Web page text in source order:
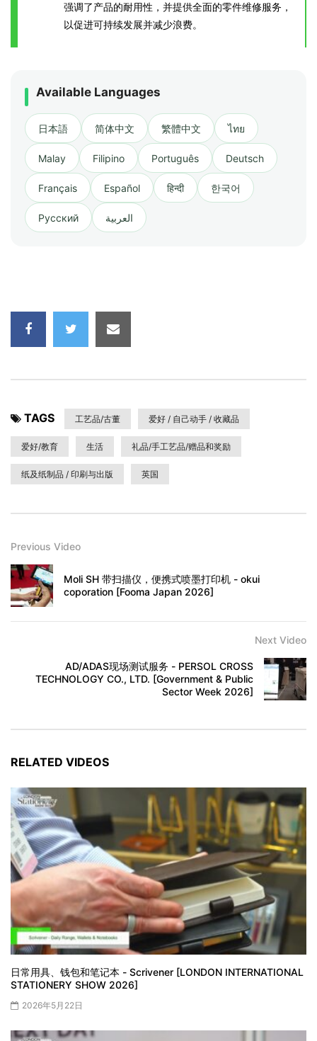
强调了产品的耐用性，并提供全面的零件维修服务，
以促进可持续发展并减少浪费。
Available Languages
日本語 简体中文 繁體中文 ไทย
Malay Filipino Português Deutsch
Français Español हिन्दी 한국어
Русский العربية
TAGS 工艺品/古董 爱好 / 自己动手 / 收藏品
爱好/教育 生活 礼品/手工艺品/赠品和奖励
纸及纸制品 / 印刷与出版 英国
Previous Video
Moli SH 带扫描仪，便携式喷墨打印机 - okui
coporation [Fooma Japan 2026]
Next Video
AD/ADAS现场测试服务 - PERSOL CROSS
TECHNOLOGY CO., LTD. [Government & Public
Sector Week 2026]
RELATED VIDEOS
日常用具、钱包和笔记本 - Scrivener [LONDON INTERNATIONAL
STATIONERY SHOW 2026]
2026年5月22日